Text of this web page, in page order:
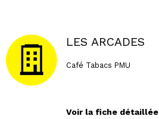
LES ARCADES
Café Tabacs PMU
Voir la fiche détaillée